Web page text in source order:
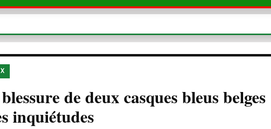
de deux casques bleus belges
inquiétudes